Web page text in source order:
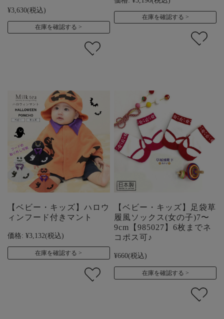
¥3,630(税込)
在庫を確認する
在庫を確認する
【ベビー・キッズ】ハロウ
ィンフード付きマント
価格: ¥3,132(税込)
在庫を確認する
【ベビー・キッズ】足袋草
履風ソックス(女の子)7〜
9cm【985027】6枚までネ
コポス可♪
¥660(税込)
在庫を確認する